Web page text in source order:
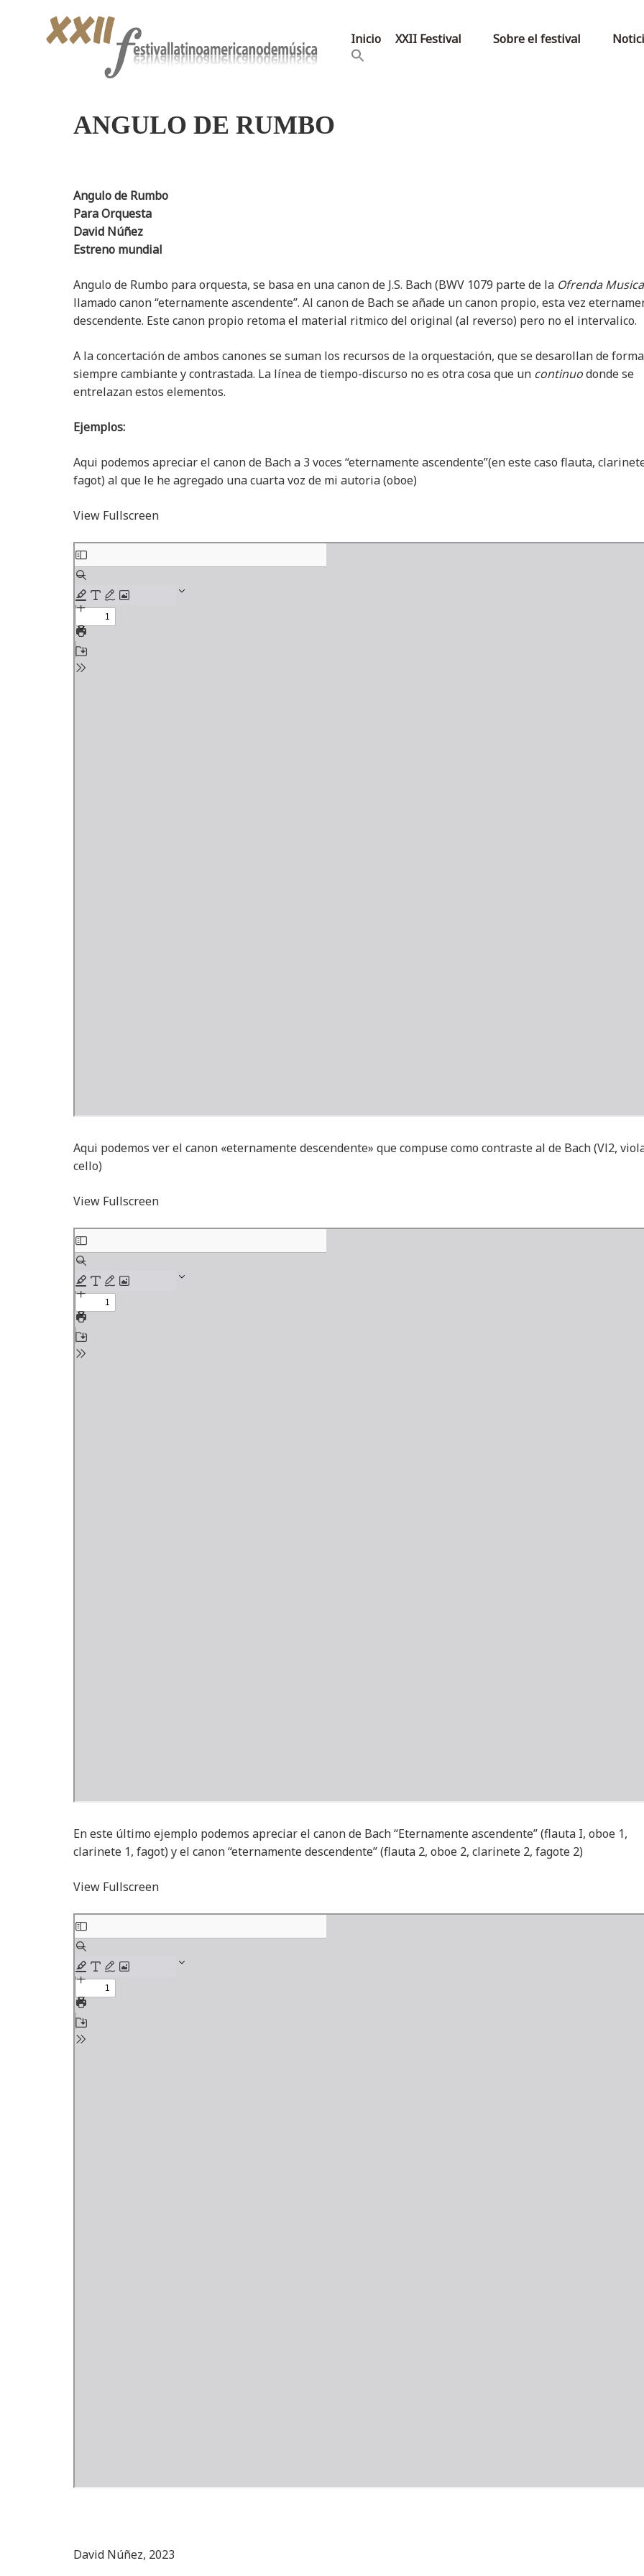
Inicio XXII Festival Sobre el festival
ANGULO DE RUMBO
Angulo de Rumbo
Para Orquesta
David Núñez
Estreno mundial
Angulo de Rumbo para orquesta, se basa en una canon de J.S. Bach (BWV 1079 parte de la Ofrenda
llamado canon “eternamente ascendente”. Al canon de Bach se añade un canon propio, esta vez
descendente. Este canon propio retoma el material ritmico del original (al reverso) pero no el intervalico.
A la concertación de ambos canones se suman los recursos de la orquestación, que se desarollan de forma
siempre cambiante y contrastada. La línea de tiempo-discurso no es otra cosa que un continuodonde se
entrelazan estos elementos.
Ejemplos:
Aqui podemos apreciar el canon de Bach a 3 voces “eternamente ascendente”(en este caso flauta,
fagot) al que le he agregado una cuarta voz de mi autoria (oboe)
View Fullscreen
Aqui podemos ver el canon «eternamente descendente» que compuse como contraste al de Bach (Vl2,
cello)
View Fullscreen
En este último ejemplo podemos apreciar el canon de Bach “Eternamente ascendente” (flauta I, oboe 1,
clarinete 1, fagot) y el canon “eternamente descendente” (flauta 2, oboe 2, clarinete 2, fagote 2)
View Fullscreen
David Núñez, 2023